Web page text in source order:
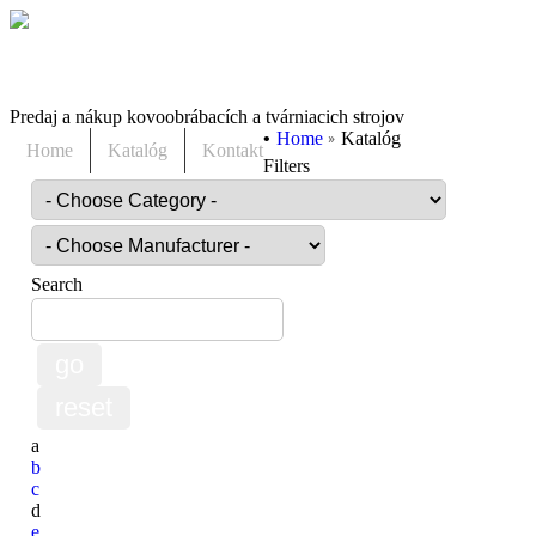
Predaj a nákup kovoobrábacích a tvárniacich strojov
Home
Katalóg Kontakt
• Home
Katalóg
Filters
Search
a
b
c
d
e